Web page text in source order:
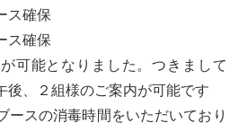
ス確保
ス確保
可能となりました。つきまして
後、２組様のご案内が可能です
ースの消毒時間をいただいており